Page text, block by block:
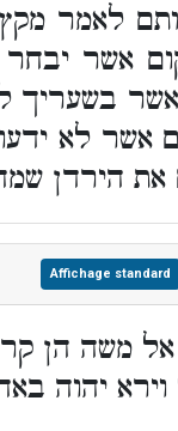
לאמר
אשר
בשעריך
אשר לא
את הירדן
Affichage standard
אל משה הן
יהוה